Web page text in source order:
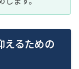
えるための